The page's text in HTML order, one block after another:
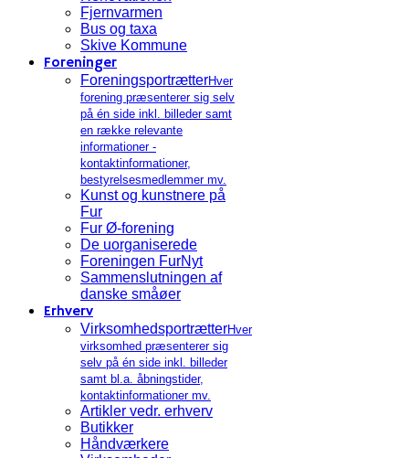
Fjernvarmen
Bus og taxa
Skive Kommune
Foreninger
ForeningsportrætterHver
forening præsenterer sig selv
på én side inkl. billeder samt
en række relevante
informationer -
kontaktinformationer,
bestyrelsesmedlemmer mv.
Kunst og kunstnere på
Fur
Fur Ø-forening
De uorganiserede
Foreningen FurNyt
Sammenslutningen af
danske småøer
Erhverv
VirksomhedsportrætterHver
virksomhed præsenterer sig
selv på én side inkl. billeder
samt bl.a. åbningstider,
kontaktinformationer mv.
Artikler vedr. erhverv
Butikker
Håndværkere